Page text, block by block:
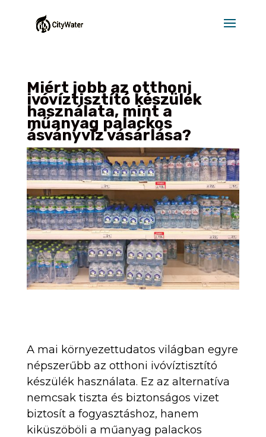
Miért jobb az otthoni
ivóvíztisztító készülék
használata, mint a
műanyag palackos
ásványvíz vásárlása?
A mai környezettudatos világban egyre
népszerűbb az otthoni ivóvíztisztító
készülék használata. Ez az alternatíva
nemcsak tiszta és biztonságos vizet
biztosít a fogyasztáshoz, hanem
kiküszöböli a műanyag palackos